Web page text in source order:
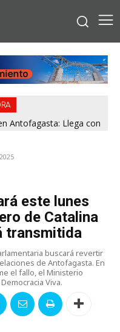
Antofagasta: Llega con
este lunes
de Catalina
transmitida
buscará revertir
de Antofagasta. En
el fallo, el Ministerio
Viva.